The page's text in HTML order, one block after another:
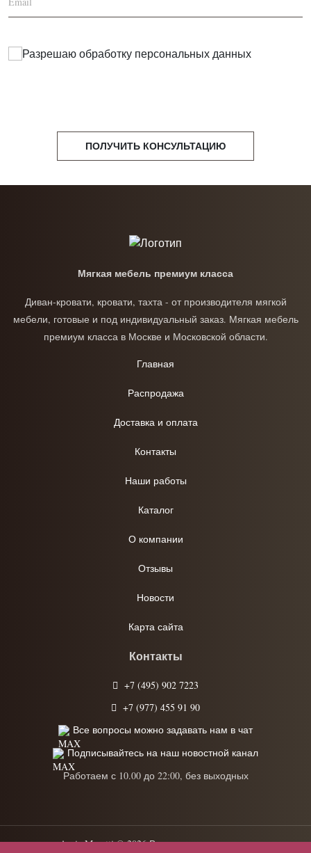
Разрешаю обработку персональных данных
ПОЛУЧИТЬ КОНСУЛЬТАЦИЮ
Мягкая мебель премиум класса
Диван-кровати, кровати, тахта - от производителя мягкой
мебели, готовые и под индивидуальный заказ. Мягкая мебель
премиум класса в Москве и Московской области.
Главная
Распродажа
Доставка и оплата
Контакты
Наши работы
Каталог
О компании
Отзывы
Новости
Карта сайта
Контакты
+7 (495) 902 7223
+7 (977) 455 91 90
Все вопросы можно задавать нам в чат
Подписывайтесь на наш новостной канал
Работаем с 10.00 до 22:00, без выходных
Anrie Moretti © 2026 Все права защищены.